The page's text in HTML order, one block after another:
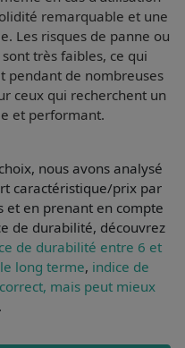
remarquable et une
Les risques de panne ou
très faibles, ce qui
pendant de nombreuses
ceux qui recherchent un
et performant.
nous avons analysé
caractéristique/prix par
en prenant en compte
de durabilité, découvrez
de durabilité entre 6 et
long terme, indice de
mais peut mieux
.